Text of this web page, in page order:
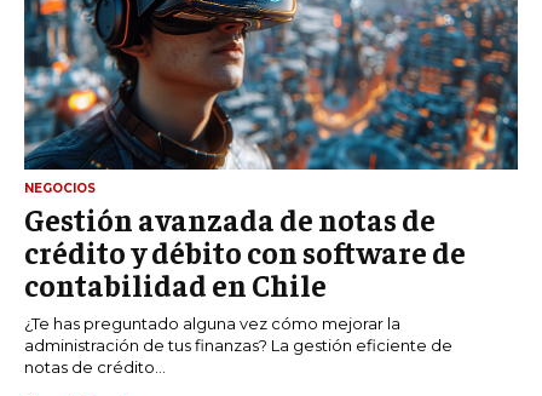
NEGOCIOS
Gestión avanzada de notas de
crédito y débito con software de
contabilidad en Chile
¿Te has preguntado alguna vez cómo mejorar la
administración de tus finanzas? La gestión eficiente de
notas de crédito...